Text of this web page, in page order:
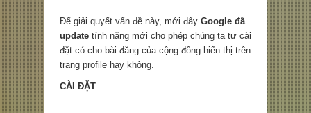
Để giải quyết vấn đề này, mới đây Google đã
update tính năng mới cho phép chúng ta tự cài
đặt có cho bài đăng của cộng đồng hiển thị trên
trang profile hay không.
CÀI ĐẶT